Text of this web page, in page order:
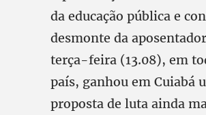
da educação pública e
desmonte da
terça-feira (13.08), em
país, ganhou em Cuiabá
proposta de luta ainda